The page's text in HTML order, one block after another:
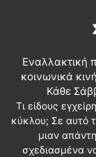
Εναλλακτική
κοινωνικά
Κάθε
Τι είδους
κύκλου; Σε αυτό
μιαν
σχεδιασμένα